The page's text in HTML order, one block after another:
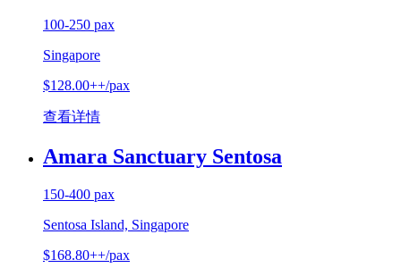
100-250 pax
Singapore
$128.00++/pax
查看详情
Amara Sanctuary Sentosa
150-400 pax
Sentosa Island, Singapore
$168.80++/pax